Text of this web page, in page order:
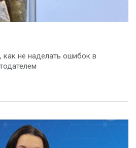
не наделать ошибок в